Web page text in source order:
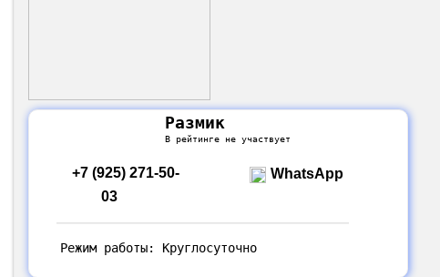
Размик
В рейтинге не участвует
+7 (925) 271-50-
03
WhatsApp
Режим работы: Круглосуточно